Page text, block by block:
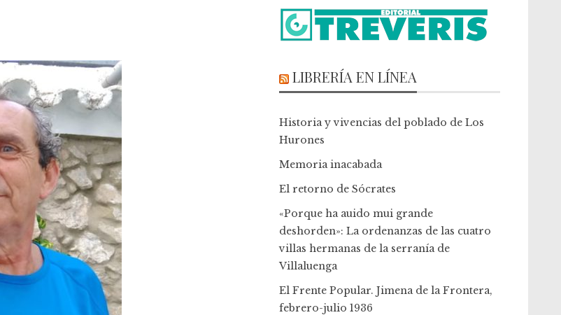
LIBRERÍA EN LÍNEA
Historia y vivencias del poblado de Los
Hurones
Memoria inacabada
El retorno de Sócrates
«Porque ha auido mui grande
deshorden»: La ordenanzas de las cuatro
villas hermanas de la serranía de
Villaluenga
El Frente Popular. Jimena de la Frontera,
febrero-julio 1936